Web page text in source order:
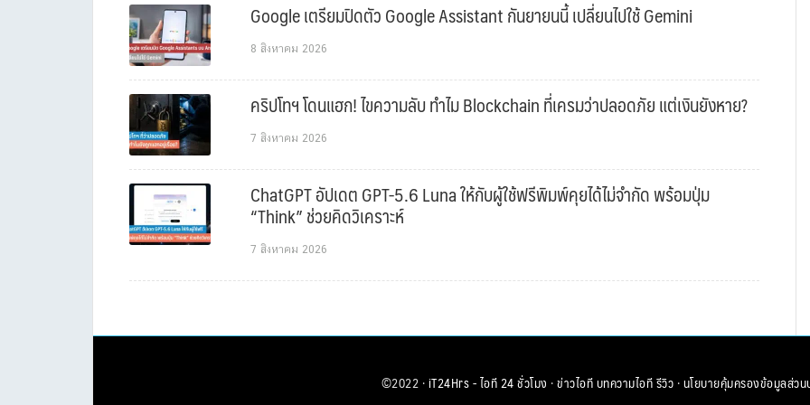
Google เตรียมปิดตัว Google Assistant กันยายนนี้ เปลี่ยนไปใช้ Gemini
8 สิงหาคม 2026
คริปโทฯ โดนแฮก! ไขความลับ ทำไม Blockchain ที่เครมว่าปลอดภัย แต่เงินยังหาย?
7 สิงหาคม 2026
ChatGPT อัปเดต GPT-5.6 Luna ให้กับผู้ใช้ฟรีพิมพ์คุยได้ไม่จำกัด พร้อมปุ่ม
“Think” ช่วยคิดวิเคราะห์
7 สิงหาคม 2026
©2022 ·iT24Hrs - ไอที 24 ชั่วโมง ·ข่าวไอทีบทความไอทีรีวิว ·นโยบายคุ้มครองข้อมูลส่ว